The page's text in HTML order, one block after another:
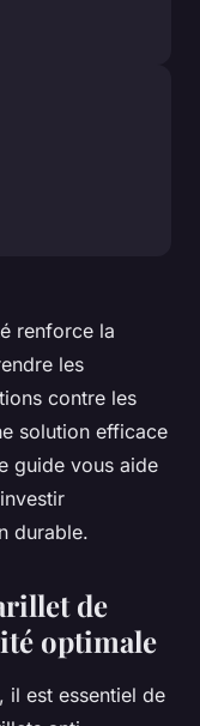
renforce la
les
contre les
solution efficace
guide vous aide
durable.
de
optimale
il est essentiel de